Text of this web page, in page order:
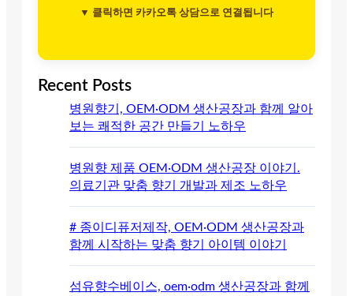
▼ 클릭하면 카카오톡 상담으로 연결됩니다
Recent Posts
병원향기, OEM·ODM 생산공장과 함께 알아
보는 쾌적한 공간 만들기 노하우
병원향 제품 OEM·ODM 생산공장 이야기.
의료기관 맞춤 향기 개발과 제조 노하우
# 종이디퓨저제작, OEM·ODM 생산공장과
함께 시작하는 맞춤 향기 아이템 이야기
섬유향수베이스, oem·odm 생산공장과 함께